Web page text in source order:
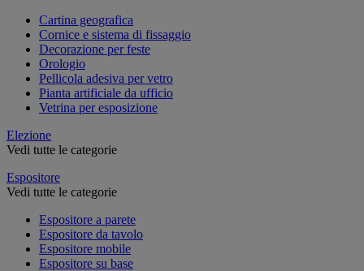
Cartina geografica
Cornice e sistema di fissaggio
Decorazione per feste
Orologio
Pellicola adesiva per vetro
Pianta artificiale da ufficio
Vetrina per esposizione
Elezione
Vedi tutte le categorie
Espositore
Vedi tutte le categorie
Espositore a parete
Espositore da tavolo
Espositore mobile
Espositore su base